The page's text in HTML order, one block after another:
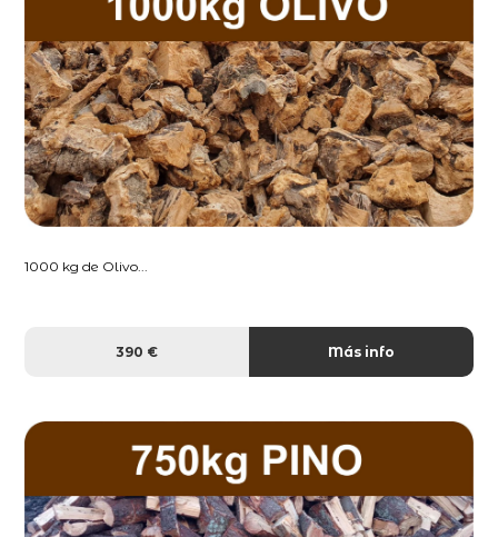
1000 kg de Olivo...
390 € Más info